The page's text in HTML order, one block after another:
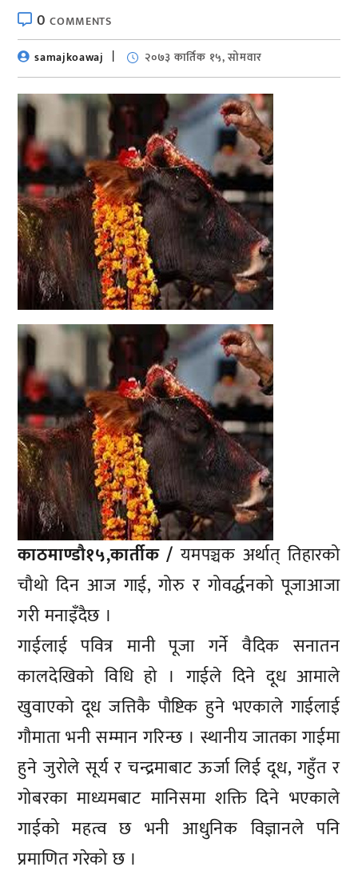
0COMMENTS
samajkoawaj
२०७३ कार्तिक १५, सोमवार
काठमाण्डाै१५,कार्तीक / यमपञ्चक अर्थात् तिहारको
चौथो दिन आज गाई, गोरु र गोवर्द्धनको पूजाआजा
गरी मनाइँदैछ ।
गाईलाई पवित्र मानी पूजा गर्ने वैदिक सनातन
कालदेखिको विधि हो । गाईले दिने दूध आमाले
खुवाएको दूध जत्तिकै पौष्टिक हुने भएकाले गाईलाई
गौमाता भनी सम्मान गरिन्छ । स्थानीय जातका गाईमा
हुने जुरोले सूर्य र चन्द्रमाबाट ऊर्जा लिई दूध, गहुँत र
गोबरका माध्यमबाट मानिसमा शक्ति दिने भएकाले
गाईको महत्व छ भनी आधुनिक विज्ञानले पनि
प्रमाणित गरेको छ ।